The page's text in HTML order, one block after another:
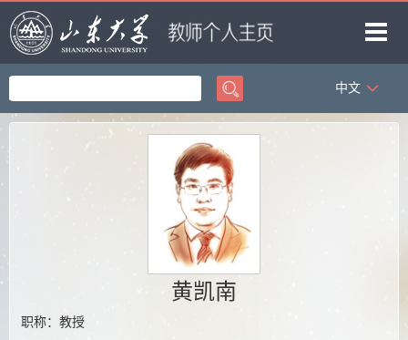
首页
中文
黄凯南
职称：教授